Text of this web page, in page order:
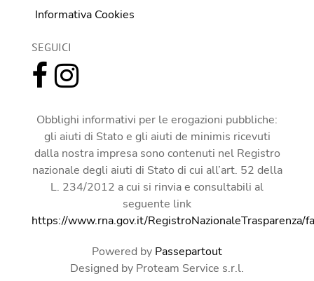
Informativa Cookies
SEGUICI
Obblighi informativi per le erogazioni pubbliche:
gli aiuti di Stato e gli aiuti de minimis ricevuti
dalla nostra impresa sono contenuti nel Registro
nazionale degli aiuti di Stato di cui all’art. 52 della
L. 234/2012 a cui si rinvia e consultabili al
seguente link
https://www.rna.gov.it/RegistroNazionaleTrasparenza/
Powered by Passepartout
Designed by Proteam Service s.r.l.